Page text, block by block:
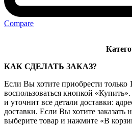
Compare
КАК СДЕЛАТЬ ЗАКАЗ?
Если Вы хотите приобрести только
воспользоваться кнопкой
и уточнит все детали доставки:
доставки. Если Вы хотите заказать
выберите товар и нажмите «В